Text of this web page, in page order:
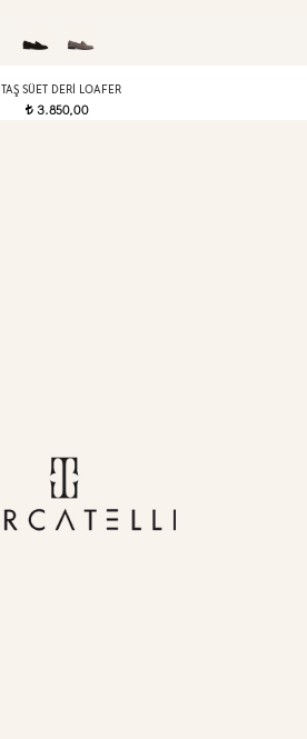
TAŞ SÜET DERI LOAFER
t3.850,00